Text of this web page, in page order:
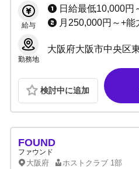
給与
日給最低10,000円～＋歩合（総
月250,000円～+能力給＋役
勤務地
検討中に追加
FOUND
ファウンド
大阪府 ホストクラブ 1部